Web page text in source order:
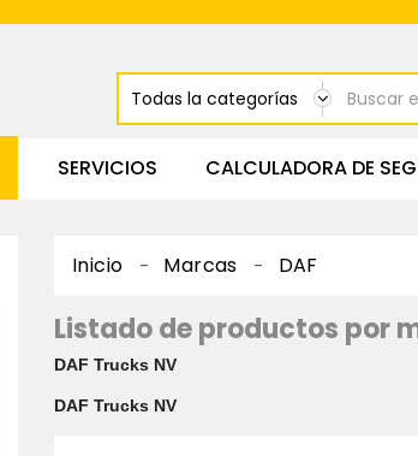
SERVICIOS CALCULADORA DE
Inicio Marcas DAF
Listado de productos por
DAF Trucks NV
DAF Trucks NV